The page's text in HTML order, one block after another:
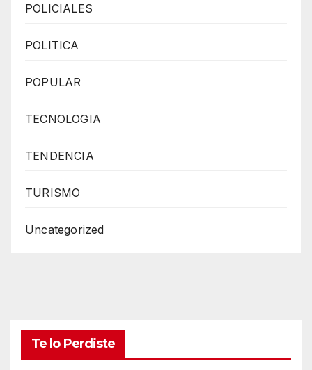
POLICIALES
POLITICA
POPULAR
TECNOLOGIA
TENDENCIA
TURISMO
Uncategorized
Te lo Perdiste